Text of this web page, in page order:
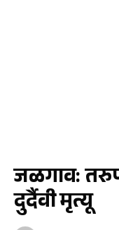
जळगाव:
दुर्दैवी मृत्यू